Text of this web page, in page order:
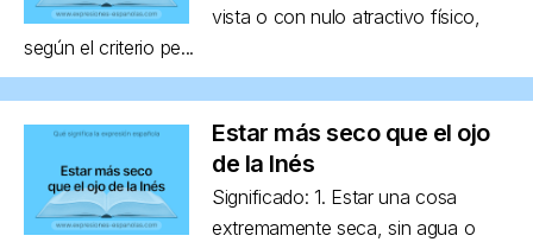
vista o con nulo atractivo físico,
según el criterio pe...
Estar más seco que el ojo
de la Inés
Significado: 1. Estar una cosa
extremamente seca, sin agua o